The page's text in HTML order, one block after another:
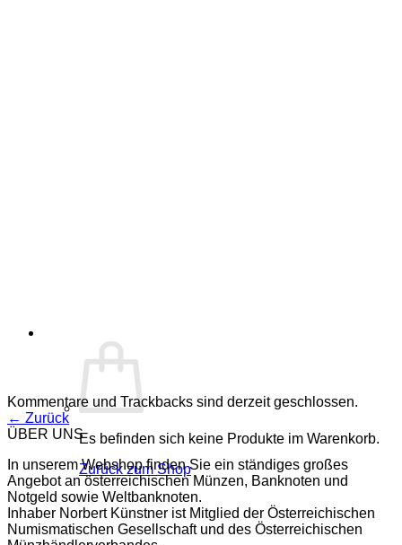
Es befinden sich keine Produkte im Warenkorb.
Zurück zum Shop
Kommentare und Trackbacks sind derzeit geschlossen.
← Zurück
ÜBER UNS
In unserem Webshop finden Sie ein ständiges großes
Angebot an österreichischen Münzen, Banknoten und
Notgeld sowie Weltbanknoten.
Inhaber Norbert Künstner ist Mitglied der Österreichischen
Numismatischen Gesellschaft und des Österreichischen